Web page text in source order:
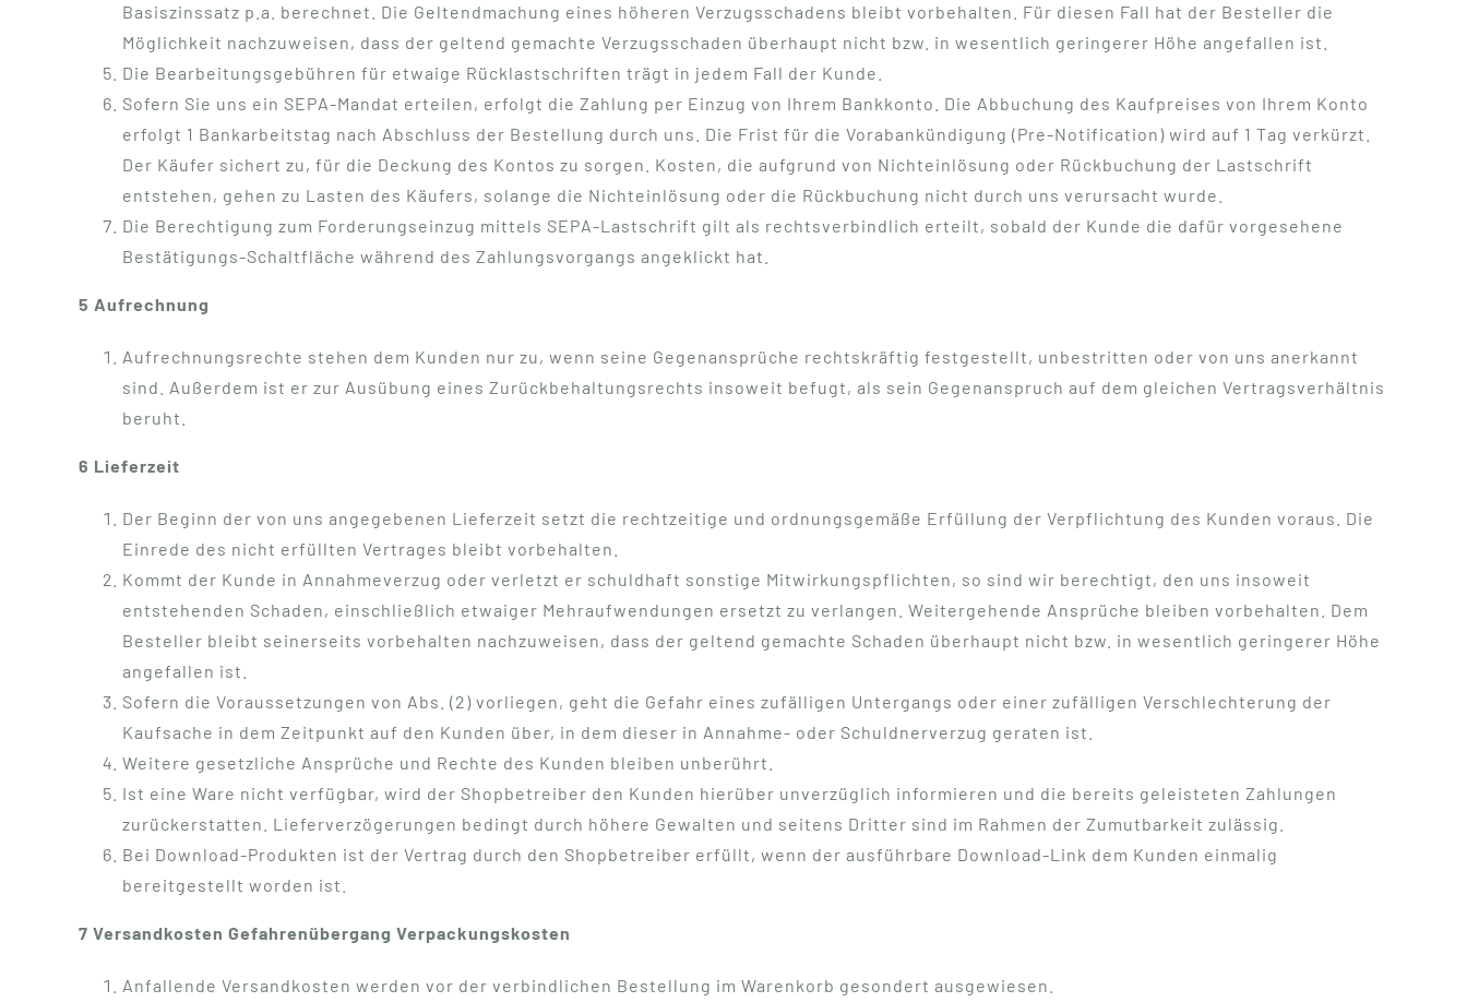
Basiszinssatz p.a. berechnet. Die Geltendmachung eines höheren Verzugsschadens bleibt vorbehalten. Für diesen Fall hat der Besteller die
Möglichkeit nachzuweisen, dass der geltend gemachte Verzugsschaden überhaupt nicht bzw. in wesentlich geringerer Höhe angefallen ist.
Die Bearbeitungsgebühren für etwaige Rücklastschriften trägt in jedem Fall der Kunde.
Sofern Sie uns ein SEPA-Mandat erteilen, erfolgt die Zahlung per Einzug von Ihrem Bankkonto. Die Abbuchung des Kaufpreises von Ihrem Konto
erfolgt 1 Bankarbeitstag nach Abschluss der Bestellung durch uns. Die Frist für die Vorabankündigung (Pre-Notification) wird auf 1 Tag verkürzt.
Der Käufer sichert zu, für die Deckung des Kontos zu sorgen. Kosten, die aufgrund von Nichteinlösung oder Rückbuchung der Lastschrift
entstehen, gehen zu Lasten des Käufers, solange die Nichteinlösung oder die Rückbuchung nicht durch uns verursacht wurde.
Die Berechtigung zum Forderungseinzug mittels SEPA-Lastschrift gilt als rechtsverbindlich erteilt, sobald der Kunde die dafür vorgesehene
Bestätigungs-Schaltfläche während des Zahlungsvorgangs angeklickt hat.
5 Aufrechnung
Aufrechnungsrechte stehen dem Kunden nur zu, wenn seine Gegenansprüche rechtskräftig festgestellt, unbestritten oder von uns anerkannt
sind. Außerdem ist er zur Ausübung eines Zurückbehaltungsrechts insoweit befugt, als sein Gegenanspruch auf dem gleichen Vertragsverhältnis
beruht.
6 Lieferzeit
Der Beginn der von uns angegebenen Lieferzeit setzt die rechtzeitige und ordnungsgemäße Erfüllung der Verpflichtung des Kunden voraus. Die
Einrede des nicht erfüllten Vertrages bleibt vorbehalten.
Kommt der Kunde in Annahmeverzug oder verletzt er schuldhaft sonstige Mitwirkungspflichten, so sind wir berechtigt, den uns insoweit
entstehenden Schaden, einschließlich etwaiger Mehraufwendungen ersetzt zu verlangen. Weitergehende Ansprüche bleiben vorbehalten. Dem
Besteller bleibt seinerseits vorbehalten nachzuweisen, dass der geltend gemachte Schaden überhaupt nicht bzw. in wesentlich geringerer Höhe
angefallen ist.
Sofern die Voraussetzungen von Abs. (2) vorliegen, geht die Gefahr eines zufälligen Untergangs oder einer zufälligen Verschlechterung der
Kaufsache in dem Zeitpunkt auf den Kunden über, in dem dieser in Annahme- oder Schuldnerverzug geraten ist.
Weitere gesetzliche Ansprüche und Rechte des Kunden bleiben unberührt.
Ist eine Ware nicht verfügbar, wird der Shopbetreiber den Kunden hierüber unverzüglich informieren und die bereits geleisteten Zahlungen
zurückerstatten. Lieferverzögerungen bedingt durch höhere Gewalten und seitens Dritter sind im Rahmen der Zumutbarkeit zulässig.
Bei Download-Produkten ist der Vertrag durch den Shopbetreiber erfüllt, wenn der ausführbare Download-Link dem Kunden einmalig
bereitgestellt worden ist.
7 Versandkosten Gefahrenübergang Verpackungskosten
Anfallende Versandkosten werden vor der verbindlichen Bestellung im Warenkorb gesondert ausgewiesen.